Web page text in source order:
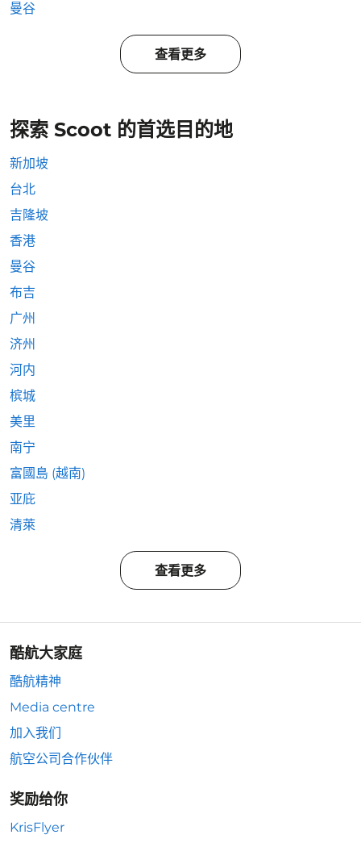
曼谷
查看更多
探索 Scoot 的首选目的地
新加坡
台北
吉隆坡
香港
曼谷
布吉
广州
济州
河内
槟城
美里
南宁
富國島 (越南)
亚庇
清萊
查看更多
酷航大家庭
酷航精神
Media centre
加入我们
航空公司合作伙伴
奖励给你
KrisFlyer